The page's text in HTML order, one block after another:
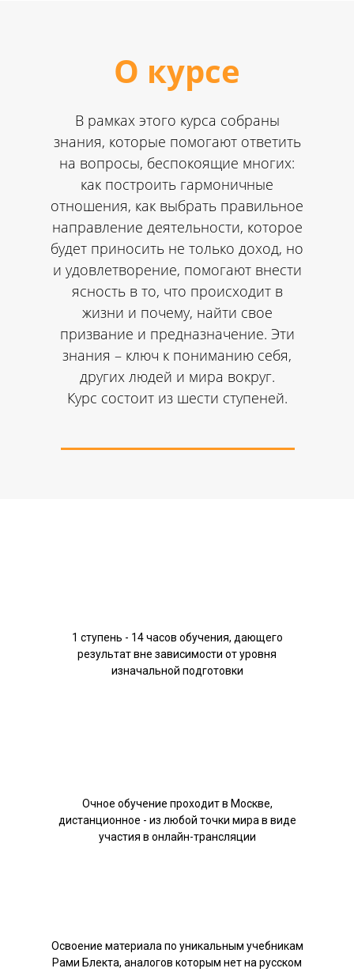
О курсе
В рамках этого курса собраны
знания, которые помогают ответить
на вопросы, беспокоящие многих:
как построить гармоничные
отношения, как выбрать правильное
направление деятельности, которое
будет приносить не только доход, но
и удовлетворение, помогают внести
ясность в то, что происходит в
жизни и почему, найти свое
призвание и предназначение. Эти
знания – ключ к пониманию себя,
других людей и мира вокруг.
Курс состоит из шести ступеней.
1 ступень - 14 часов обучения, дающего
результат вне зависимости от уровня
изначальной подготовки
Очное обучение проходит в Москве,
дистанционное - из любой точки мира в виде
участия в онлайн-трансляции
Освоение материала по уникальным учебникам
Рами Блекта, аналогов которым нет на русском